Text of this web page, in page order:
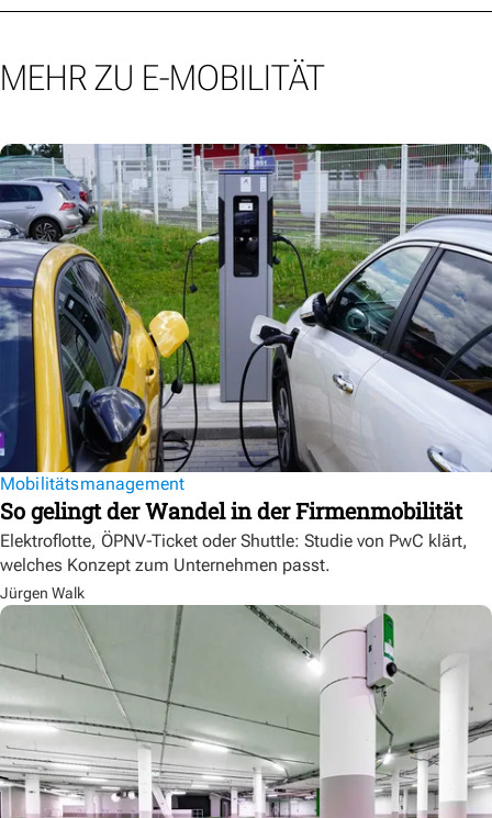
MEHR ZU E-MOBILITÄT
Mobilitätsmanagement
So gelingt der Wandel in der Firmenmobilität
Elektroflotte, ÖPNV-Ticket oder Shuttle: Studie von PwC klärt,
welches Konzept zum Unternehmen passt.
Jürgen Walk